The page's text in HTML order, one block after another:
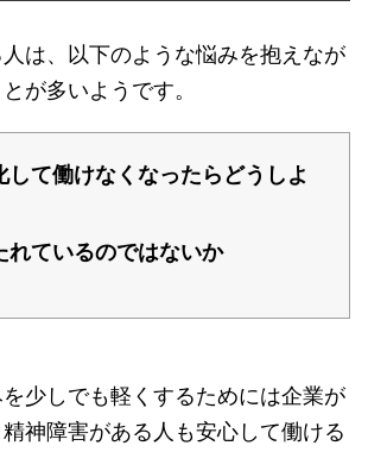
は、以下のような悩みを抱えなが
が多いようです。
して働けなくなったらどうしよ
れているのではないか
少しでも軽くするためには企業が
神障害がある人も安心して働ける